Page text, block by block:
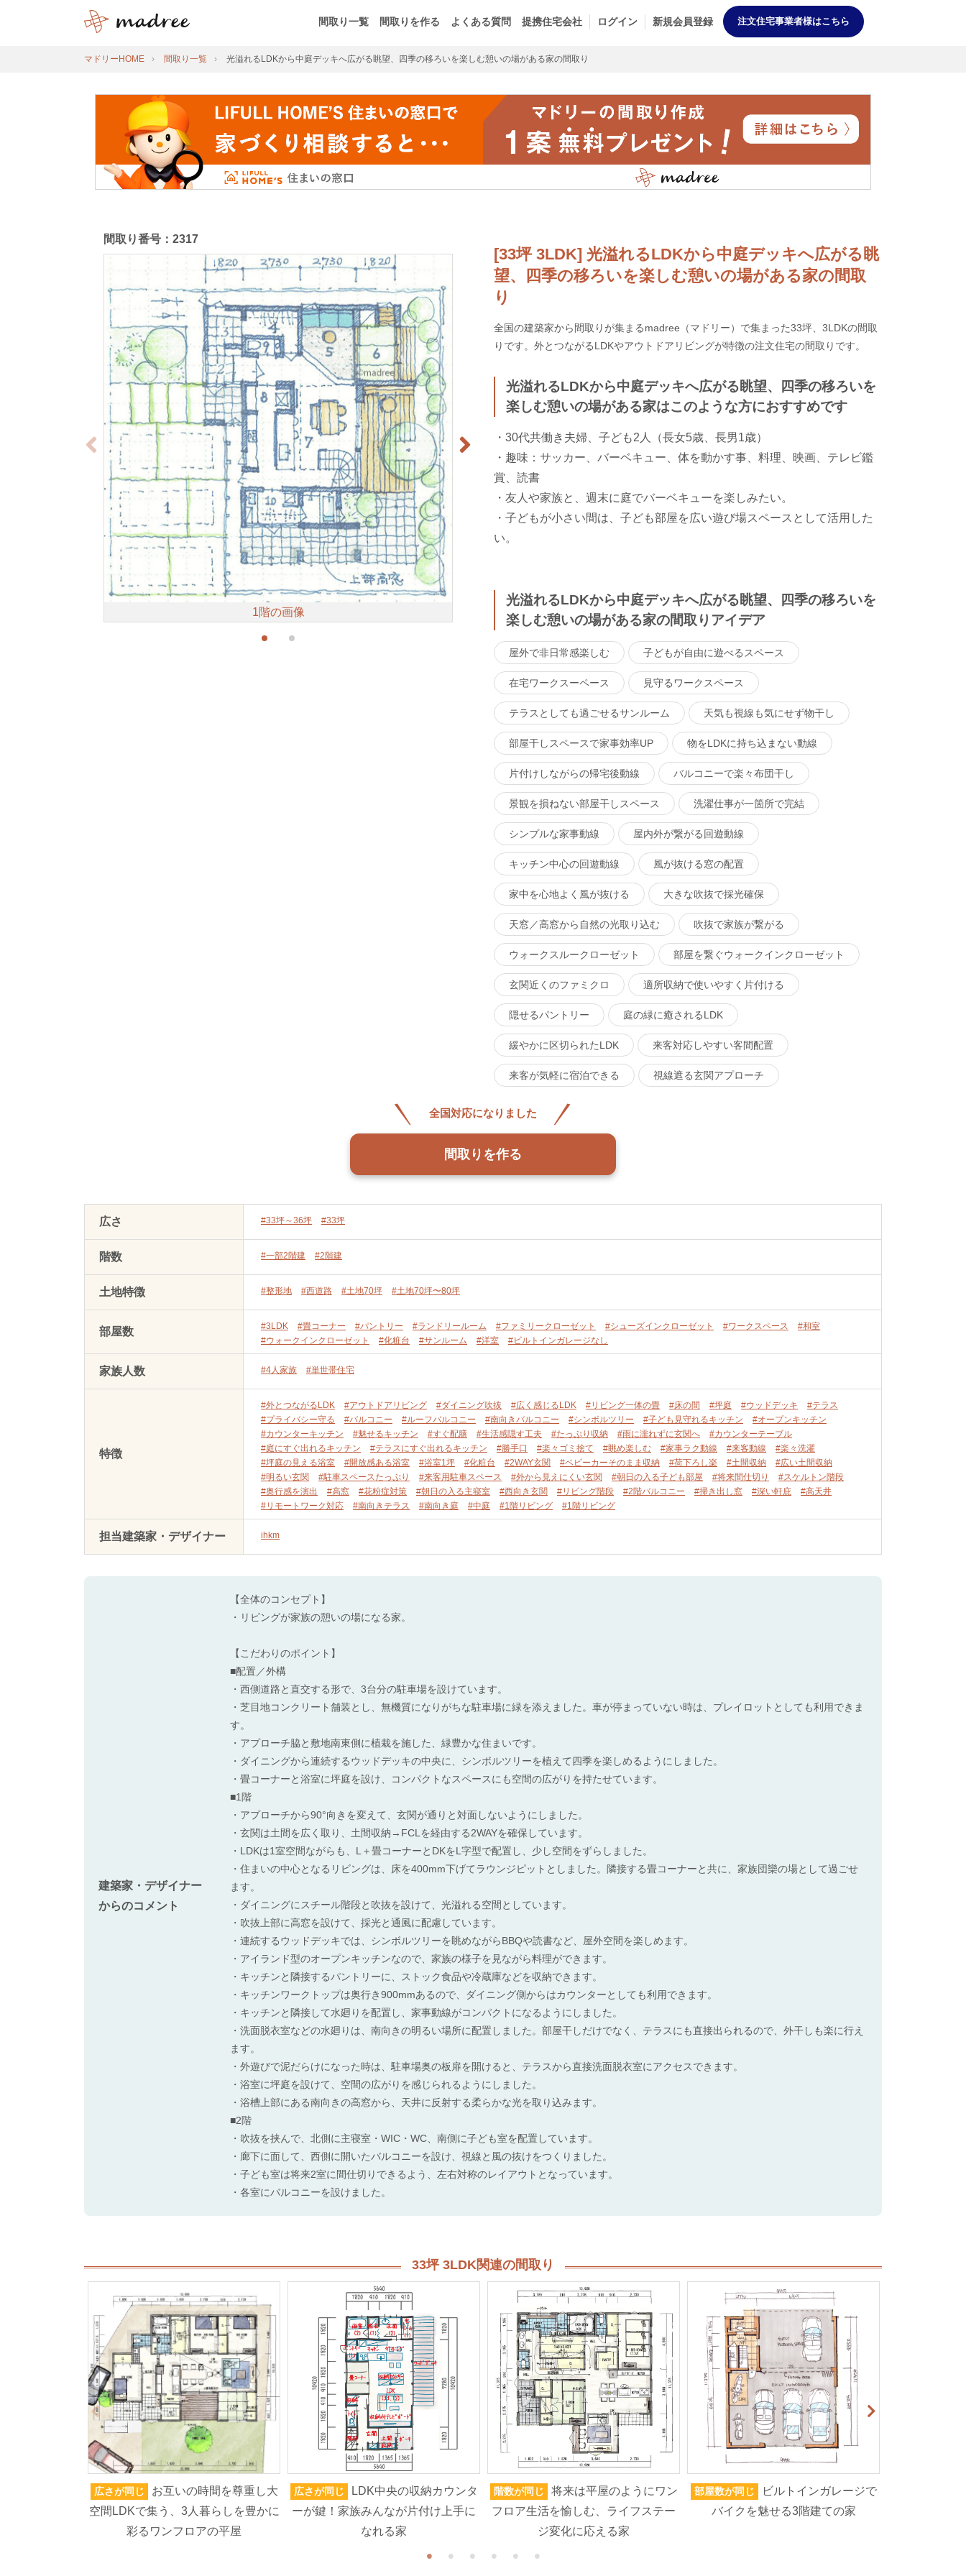
間取り一覧 間取りを作る よくある質問 提携住宅会社 ログイン 新規会員登録 注文住宅事業者様はこちら
マドリーHOME 間取り一覧 光溢れるLDKから中庭デッキへ広がる眺望、四季の移ろいを楽しむ憩いの場がある家の間取り
[33坪 3LDK] 光溢れるLDKから中庭デッキへ広がる眺
望、四季の移ろいを楽しむ憩いの場がある家の間取
り
全国の建築家から間取りが集まるmadree（マドリー）で集まった33坪、3LDKの間取
りです。外とつながるLDKやアウトドアリビングが特徴の注文住宅の間取りです。
光溢れるLDKから中庭デッキへ広がる眺望、四季の移ろいを
楽しむ憩いの場がある家はこのような方におすすめです
・30代共働き夫婦、子ども2人（長女5歳、長男1歳）
・趣味：サッカー、バーベキュー、体を動かす事、料理、映画、テレビ鑑
賞、読書
・友人や家族と、週末に庭でバーベキューを楽しみたい。
・子どもが小さい間は、子ども部屋を広い遊び場スペースとして活用した
い。
光溢れるLDKから中庭デッキへ広がる眺望、四季の移ろいを
楽しむ憩いの場がある家の間取りアイデア
屋外で非日常感楽しむ 子どもが自由に遊べるスペース
在宅ワークスーペース 見守るワークスペース
テラスとしても過ごせるサンルーム 天気も視線も気にせず物干し
部屋干しスペースで家事効率UP 物をLDKに持ち込まない動線
片付けしながらの帰宅後動線 バルコニーで楽々布団干し
景観を損ねない部屋干しスペース 洗濯仕事が一箇所で完結
シンプルな家事動線 屋内外が繋がる回遊動線
キッチン中心の回遊動線 風が抜ける窓の配置
家中を心地よく風が抜ける 大きな吹抜で採光確保
天窓／高窓から自然の光取り込む 吹抜で家族が繋がる
ウォークスルークローゼット 部屋を繋ぐウォークインクローゼット
玄関近くのファミクロ 適所収納で使いやすく片付ける
隠せるパントリー 庭の緑に癒されるLDK
緩やかに区切られたLDK 来客対応しやすい客間配置
来客が気軽に宿泊できる 視線遮る玄関アプローチ
間取り番号：2317
1階の画像
全国対応になりました
間取りを作る
広さ #33坪～36坪 #33坪
階数 #一部2階建 #2階建
土地特徴 #整形地 #西道路 #土地70坪 #土地70坪〜80坪
部屋数 #3LDK #畳コーナー #パントリー #ランドリールーム #ファミリークローゼット #シューズインクローゼット #ワークスペース
#和室
#ウォークインクローゼット
#化粧台 #サンルーム #洋室 #ビルトインガレージなし
家族人数 #4人家族 #単世帯住宅
特徴
#外とつながるLDK #アウトドアリビング #ダイニング吹抜 #広く感じるLDK #リビング一体の畳 #床の間 #坪庭 #ウッドデッキ
#テラス
#プライバシー守る
#バルコニー #ルーフバルコニー #南向きバルコニー #シンボルツリー #子ども見守れるキッチン
#オープンキッチン
#カウンターキッチン
#魅せるキッチン #すぐ配膳 #生活感隠す工夫 #たっぷり収納 #雨に濡れずに玄関へ
#カウンターテーブル
#庭にすぐ出れるキッチン
#テラスにすぐ出れるキッチン #勝手口 #楽々ゴミ捨て #眺め楽しむ #家事ラク動線 #来客動線
#楽々洗濯
#坪庭の見える浴室
#開放感ある浴室 #浴室1坪 #化粧台 #2WAY玄関 #ベビーカーそのまま収納 #荷下ろし楽 #土間収納
#広い土間収納
#明るい玄関
#駐車スペースたっぷり #来客用駐車スペース #外から見えにくい玄関 #朝日の入る子ども部屋 #将来間仕切り
#スケルトン階段
#奥行感を演出
#高窓 #花粉症対策 #朝日の入る主寝室 #西向き玄関 #リビング階段 #2階バルコニー #掃き出し窓 #深い軒庇
#高天井
#リモートワーク対応
#南向きテラス #南向き庭 #中庭 #1階リビング #1階リビング
担当建築家・デザイナー ihkm
建築家・デザイナー
からのコメント
【全体のコンセプト】
・リビングが家族の憩いの場になる家。
【こだわりのポイント】
■配置／外構
・西側道路と直交する形で、3台分の駐車場を設けています。
・芝目地コンクリート舗装とし、無機質になりがちな駐車場に緑を添えました。車が停まっていない時は、プレイロットとしても利用できま
す。
・アプローチ脇と敷地南東側に植栽を施した、緑豊かな住まいです。
・ダイニングから連続するウッドデッキの中央に、シンボルツリーを植えて四季を楽しめるようにしました。
・畳コーナーと浴室に坪庭を設け、コンパクトなスペースにも空間の広がりを持たせています。
■1階
・アプローチから90°向きを変えて、玄関が通りと対面しないようにしました。
・玄関は土間を広く取り、土間収納→FCLを経由する2WAYを確保しています。
・LDKは1室空間ながらも、L＋畳コーナーとDKをL字型で配置し、少し空間をずらしました。
・住まいの中心となるリビングは、床を400mm下げてラウンジピットとしました。隣接する畳コーナーと共に、家族団欒の場として過ごせ
ます。
・ダイニングにスチール階段と吹抜を設けて、光溢れる空間としています。
・吹抜上部に高窓を設けて、採光と通風に配慮しています。
・連続するウッドデッキでは、シンボルツリーを眺めながらBBQや読書など、屋外空間を楽しめます。
・アイランド型のオープンキッチンなので、家族の様子を見ながら料理ができます。
・キッチンと隣接するパントリーに、ストック食品や冷蔵庫などを収納できます。
・キッチンワークトップは奥行き900mmあるので、ダイニング側からはカウンターとしても利用できます。
・キッチンと隣接して水廻りを配置し、家事動線がコンパクトになるようにしました。
・洗面脱衣室などの水廻りは、南向きの明るい場所に配置しました。部屋干しだけでなく、テラスにも直接出られるので、外干しも楽に行え
ます。
・外遊びで泥だらけになった時は、駐車場奥の板扉を開けると、テラスから直接洗面脱衣室にアクセスできます。
・浴室に坪庭を設けて、空間の広がりを感じられるようにしました。
・浴槽上部にある南向きの高窓から、天井に反射する柔らかな光を取り込みます。
■2階
・吹抜を挟んで、北側に主寝室・WIC・WC、南側に子ども室を配置しています。
・廊下に面して、西側に開いたバルコニーを設け、視線と風の抜けをつくりました。
・子ども室は将来2室に間仕切りできるよう、左右対称のレイアウトとなっています。
・各室にバルコニーを設けました。
33坪 3LDK関連の間取り
広さが同じ
お互いの時間を尊重し大
空間LDKで集う、3人暮らしを豊かに
彩るワンフロアの平屋
広さが同じ
LDK中央の収納カウンタ
ーが鍵！家族みんなが片付け上手に
なれる家
階数が同じ
将来は平屋のようにワン
フロア生活を愉しむ、ライフステー
ジ変化に応える家
部屋数が同じ
ビルトインガレージで
バイクを魅せる3階建ての家